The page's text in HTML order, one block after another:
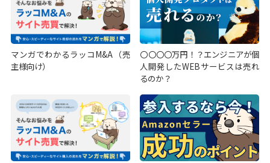
マンガでわかるラッコM&A（売
主様向け）
〇〇〇〇万円！？エンジニアが個
人開発したWEBサービスは売れ
るのか？